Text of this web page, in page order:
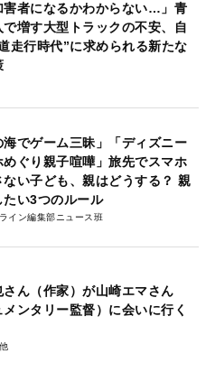
害者になるかわからない…」青
で増す大型トラックの不安、自
走行時代”に求められる新たな
海でゲーム三昧」「ディズニー
めぐり親子喧嘩」旅先でスマホ
ない子ども、親はどうする？ 親
たい3つのルール
イン編集部ニュース班
さん（作家）が山崎エマさん
メンタリー監督）に会いに行く